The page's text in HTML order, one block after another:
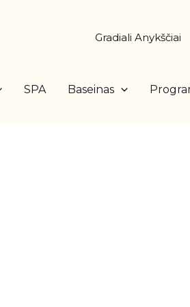
Gradiali Anykščiai
SPA Baseinas